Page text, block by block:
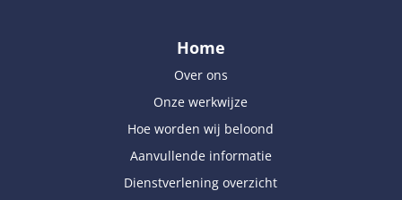
Home
Over ons
Onze werkwijze
Hoe worden wij beloond
Aanvullende informatie
Dienstverlening overzicht